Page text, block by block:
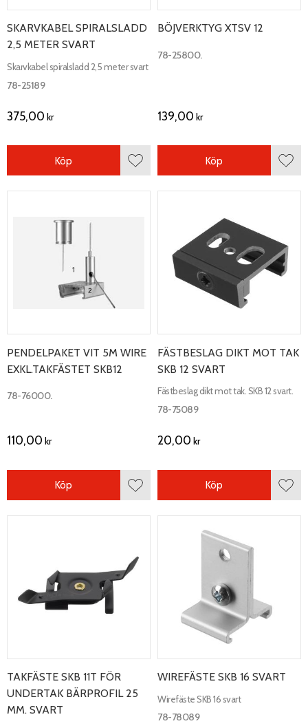
SKARVKABEL SPIRALSLADD
2,5 METER SVART
Skarvkabel spiralsladd 2,5 meter svart
78-25189
375,00 kr
Lägg till i favoriter
Köp
BÖJVERKTYG XTSV 12
78-25800.
139,00 kr
Köp
PENDELPAKET VIT 5M WIRE
EXKL.TAKFÄSTET SKB12
78-76000.
110,00 kr
Lägg till i favoriter
Köp
FÄSTBESLAG DIKT MOT TAK
SKB 12 SVART
Fästbeslag dikt mot tak. SKB 12 svart.
78-75089
20,00 kr
Köp
TAKFÄSTE SKB 11T FÖR
UNDERTAK BÄRPROFIL 25
MM. SVART
WIREFÄSTE SKB 16 SVART
Wirefäste SKB 16 svart
78-78089